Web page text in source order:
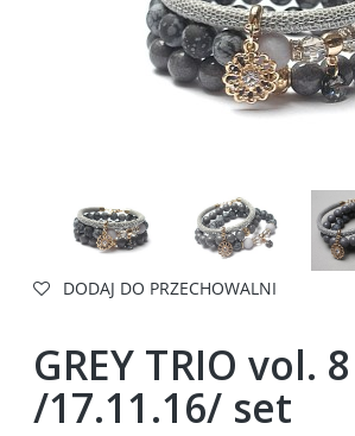
DODAJ DO PRZECHOWALNI
GREY TRIO vol. 8
/17.11.16/ set